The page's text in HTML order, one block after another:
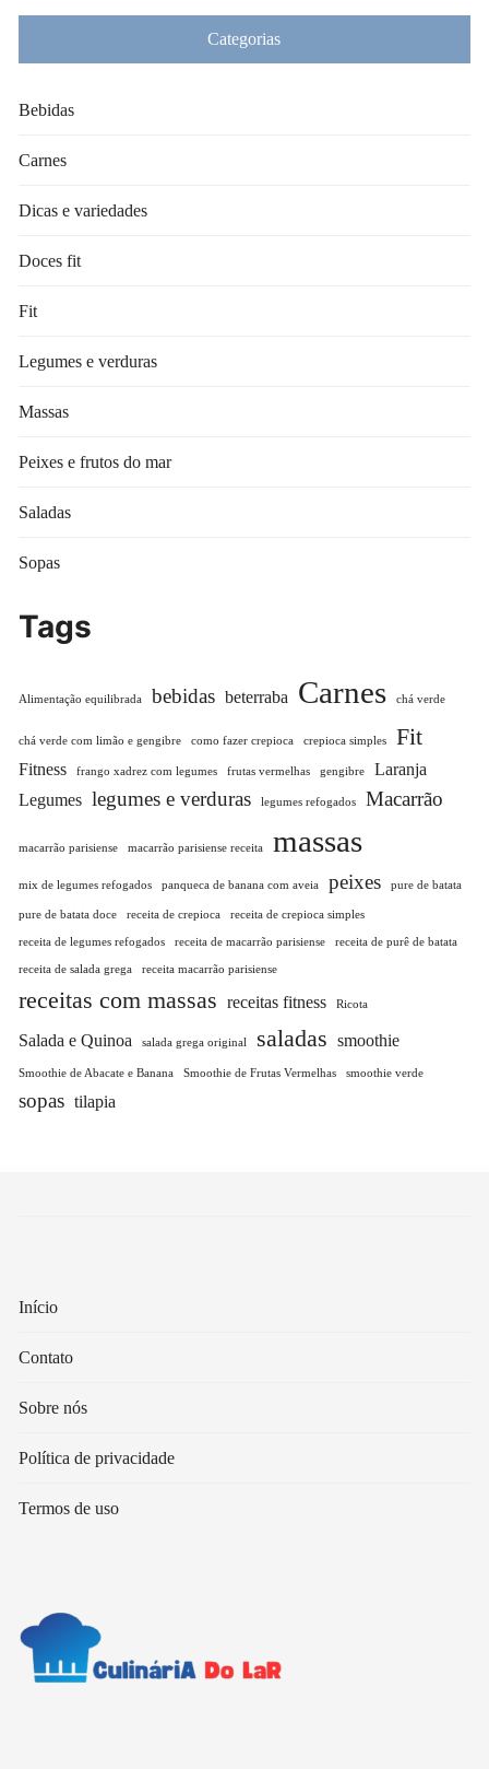
Categorias
Bebidas
Carnes
Dicas e variedades
Doces fit
Fit
Legumes e verduras
Massas
Peixes e frutos do mar
Saladas
Sopas
Tags
Alimentação equilibrada bebidas beterraba Carnes chá verde
chá verde com limão e gengibre como fazer crepioca crepioca simples Fit
Fitness frango xadrez com legumes frutas vermelhas gengibre
Laranja
Legumes legumes e verduras legumes refogados Macarrão
macarrão parisiense macarrão parisiense receita massas
mix de legumes refogados panqueca de banana com aveia peixes pure de batata
pure de batata doce receita de crepioca receita de crepioca simples
receita de legumes refogados receita de macarrão parisiense receita de purê de batata
receita de salada grega receita macarrão parisiense
receitas com massas receitas fitness Ricota
Salada e Quinoa salada grega original saladas smoothie
Smoothie de Abacate e Banana Smoothie de Frutas Vermelhas smoothie verde
sopas tilapia
Início
Contato
Sobre nós
Política de privacidade
Termos de uso